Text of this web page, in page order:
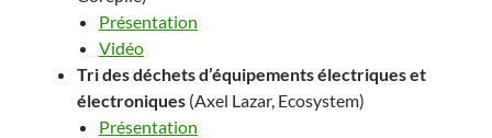
Présentation
Vidéo
Tri des déchets d’équipements électriques et
électroniques (Axel Lazar, Ecosystem)
Présentation